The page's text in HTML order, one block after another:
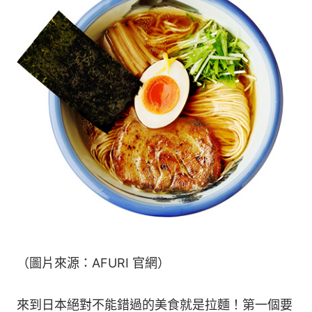
（圖片來源：AFURI 官網）
來到日本絕對不能錯過的美食就是拉麵！第一個要